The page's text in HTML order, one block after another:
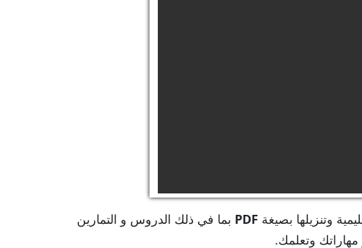
وتنزيلها بصيغة PDF بما في ذلك الدروس و التمارين
مهاراتك وتعلمك.